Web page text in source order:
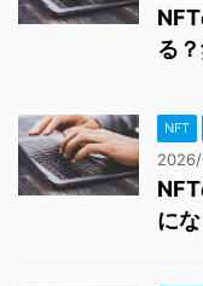
る
NFT
に